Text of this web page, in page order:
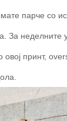
парче со
За неделните
овој принт,